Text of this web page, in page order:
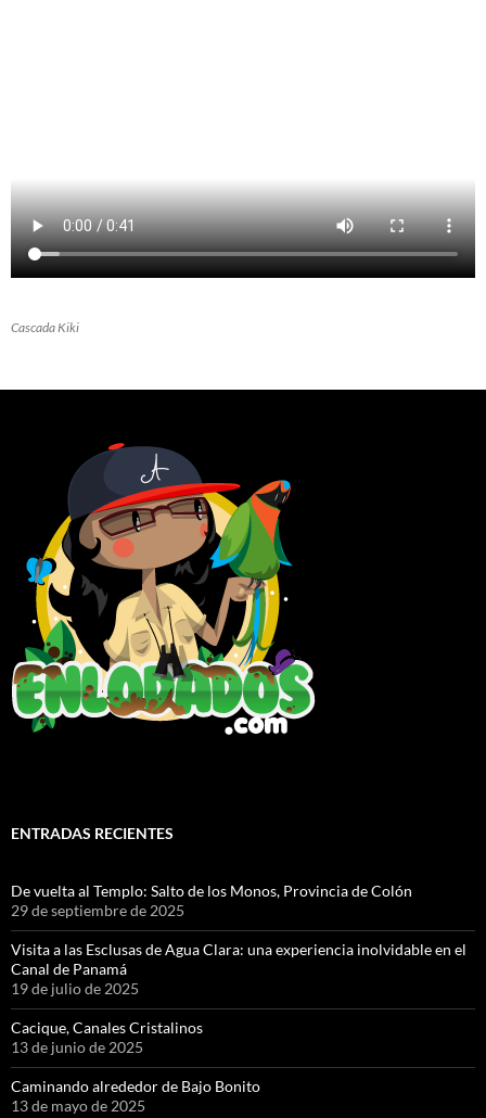
Cascada Kiki
ENTRADAS RECIENTES
De vuelta al Templo: Salto de los Monos, Provincia de Colón
29 de septiembre de 2025
Visita a las Esclusas de Agua Clara: una experiencia inolvidable en el
Canal de Panamá
19 de julio de 2025
Cacique, Canales Cristalinos
13 de junio de 2025
Caminando alrededor de Bajo Bonito
13 de mayo de 2025